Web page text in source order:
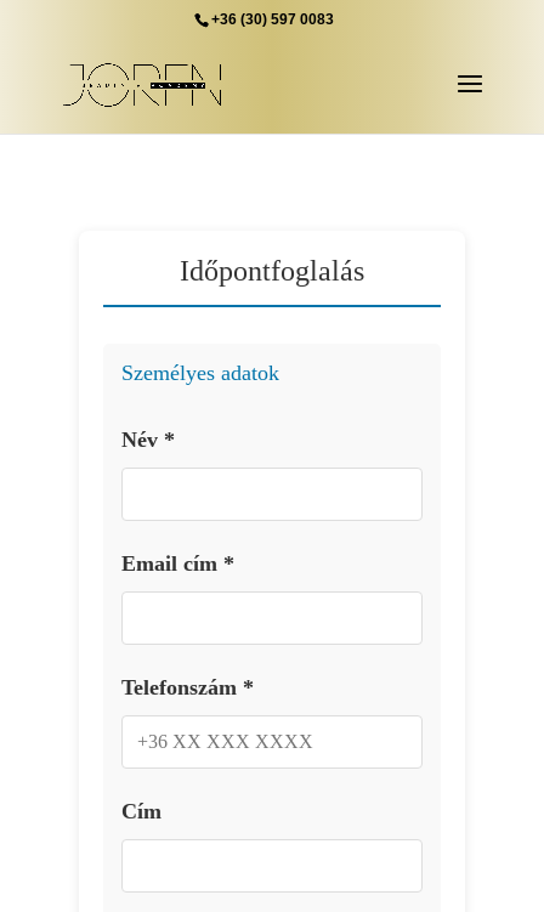
+36 (30) 597 0083
Időpontfoglalás
Személyes adatok
Név *
Email cím *
Telefonszám *
Cím